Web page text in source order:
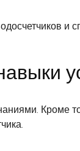
и
Кроме